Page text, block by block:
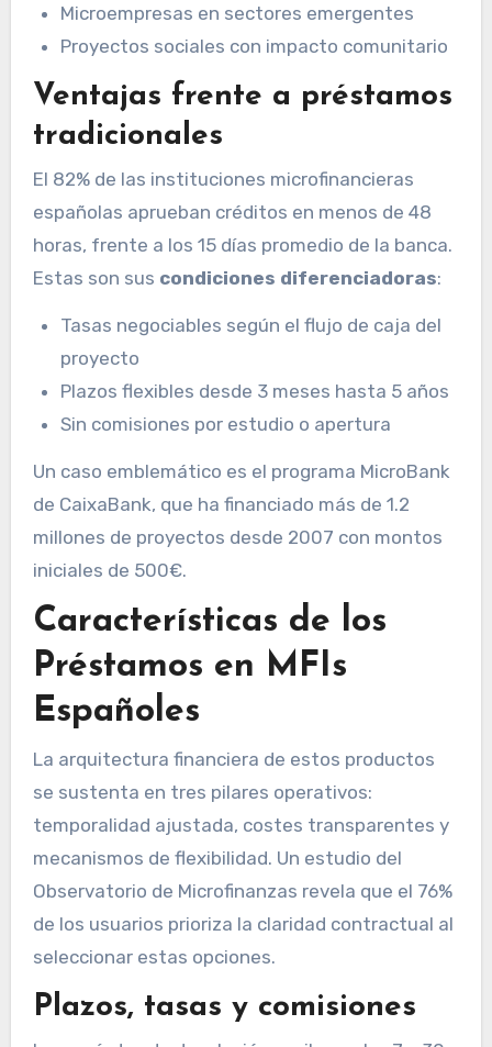
Microempresas en sectores emergentes
Proyectos sociales con impacto comunitario
Ventajas frente a préstamos
tradicionales
El 82% de las instituciones microfinancieras
españolas aprueban créditos en menos de 48
horas, frente a los 15 días promedio de la banca.
Estas son sus condiciones diferenciadoras:
Tasas negociables según el flujo de caja del
proyecto
Plazos flexibles desde 3 meses hasta 5 años
Sin comisiones por estudio o apertura
Un caso emblemático es el programa MicroBank
de CaixaBank, que ha financiado más de 1.2
millones de proyectos desde 2007 con montos
iniciales de 500€.
Características de los
Préstamos en MFIs
Españoles
La arquitectura financiera de estos productos
se sustenta en tres pilares operativos:
temporalidad ajustada, costes transparentes y
mecanismos de flexibilidad. Un estudio del
Observatorio de Microfinanzas revela que el 76%
de los usuarios prioriza la claridad contractual al
seleccionar estas opciones.
Plazos, tasas y comisiones